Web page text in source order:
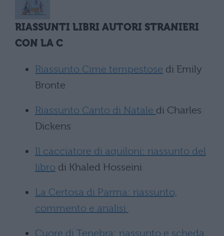
RIASSUNTI LIBRI AUTORI STRANIERI
CON LA C
Riassunto Cime tempestose di Emily
Bronte
Riassunto Canto di Natale di Charles
Dickens
Il cacciatore di aquiloni: riassunto del
libro di Khaled Hosseini
La Certosa di Parma: riassunto,
commento e analisi
Cuore di Tenebra: riassunto e scheda